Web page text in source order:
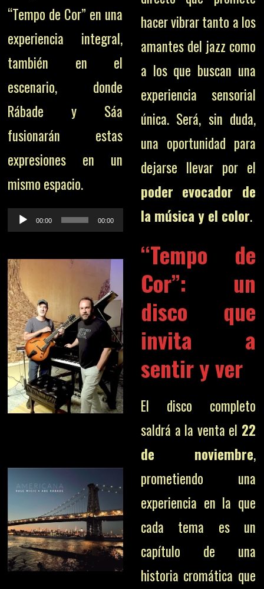
“Tempo de Cor” en una
experiencia integral,
también en el
escenario, donde
Rábade y Sáa
fusionarán estas
expresiones en un
mismo espacio.
Reproductor
audio
00:00 00:00
hacer vibrar tanto a los
amantes del jazz como
a los que buscan una
experiencia sensorial
única. Será, sin duda,
una oportunidad para
dejarse llevar por el
poder evocador de
la música y el color.
“Tempo de
Cor”: un
disco que
invita a
sentir y ver
El disco completo
saldrá a la venta el 22
de noviembre,
prometiendo una
experiencia en la que
cada tema es un
capítulo de una
historia cromática que